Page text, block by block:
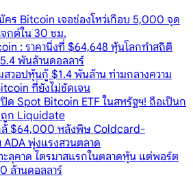
คร Bitcoin เจอช่องโหว่เกือบ 5,000 จุด
กต์ใน 30 ชม.
: ราคานิ่งที่ $64,648 หุ้นโลกทำสถิติ
พันล้านดอลลาร์
วอปหุ้นกู้ $1.4 พันล้าน ท่ามกลางความ
ที่ยังไม่ชัดเจน
ด Spot Bitcoin ETF ในสหรัฐฯ! ถือเป็นก
ถูก Liquidate
$64,000 หลังพิษ Coldcard-
พุ่งแรงสวนตลาด
ะลุคาด ไตรมาสแรกในตลาดหุ้น แต่พอร์ต
ล้านดอลลาร์